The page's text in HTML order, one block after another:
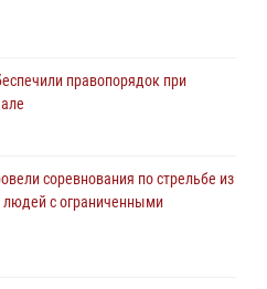
правопорядок при
соревнования по стрельбе из
людей с ограниченными